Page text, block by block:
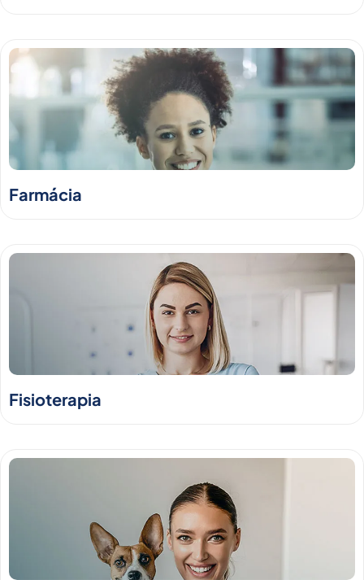
Farmácia
Fisioterapia